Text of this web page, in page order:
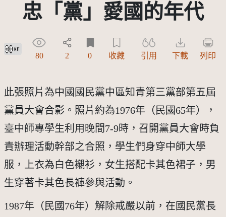
忠「黨」愛國的年代
創用CC姓名標示 3.0 台灣及其後版本(CC BY 3.0 TW +)
80 2 0 收藏 引用 下載 列印
此張照片為中國國民黨中區知青第三黨部第五屆
黨員大會合影。照片約為1976年（民國65年），
臺中師專學生利用晚間7-9時，召開黨員大會時負
責辦理活動幹部之合照，學生們身穿中師大學
服，上衣為白色襯衫，女生搭配卡其色裙子，男
生穿著卡其色長褲參與活動。
1987年（民國76年）解除戒嚴以前，在國民黨長